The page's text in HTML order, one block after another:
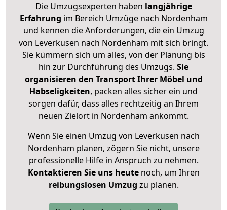
Die Umzugsexperten haben langjährige
Erfahrung im Bereich Umzüge nach Nordenham
und kennen die Anforderungen, die ein Umzug
von Leverkusen nach Nordenham mit sich bringt.
Sie kümmern sich um alles, von der Planung bis
hin zur Durchführung des Umzugs. Sie
organisieren den Transport Ihrer Möbel und
Habseligkeiten, packen alles sicher ein und
sorgen dafür, dass alles rechtzeitig an Ihrem
neuen Zielort in Nordenham ankommt.
Wenn Sie einen Umzug von Leverkusen nach
Nordenham planen, zögern Sie nicht, unsere
professionelle Hilfe in Anspruch zu nehmen.
Kontaktieren Sie uns heutenoch, um Ihren
reibungslosen Umzug zu planen.